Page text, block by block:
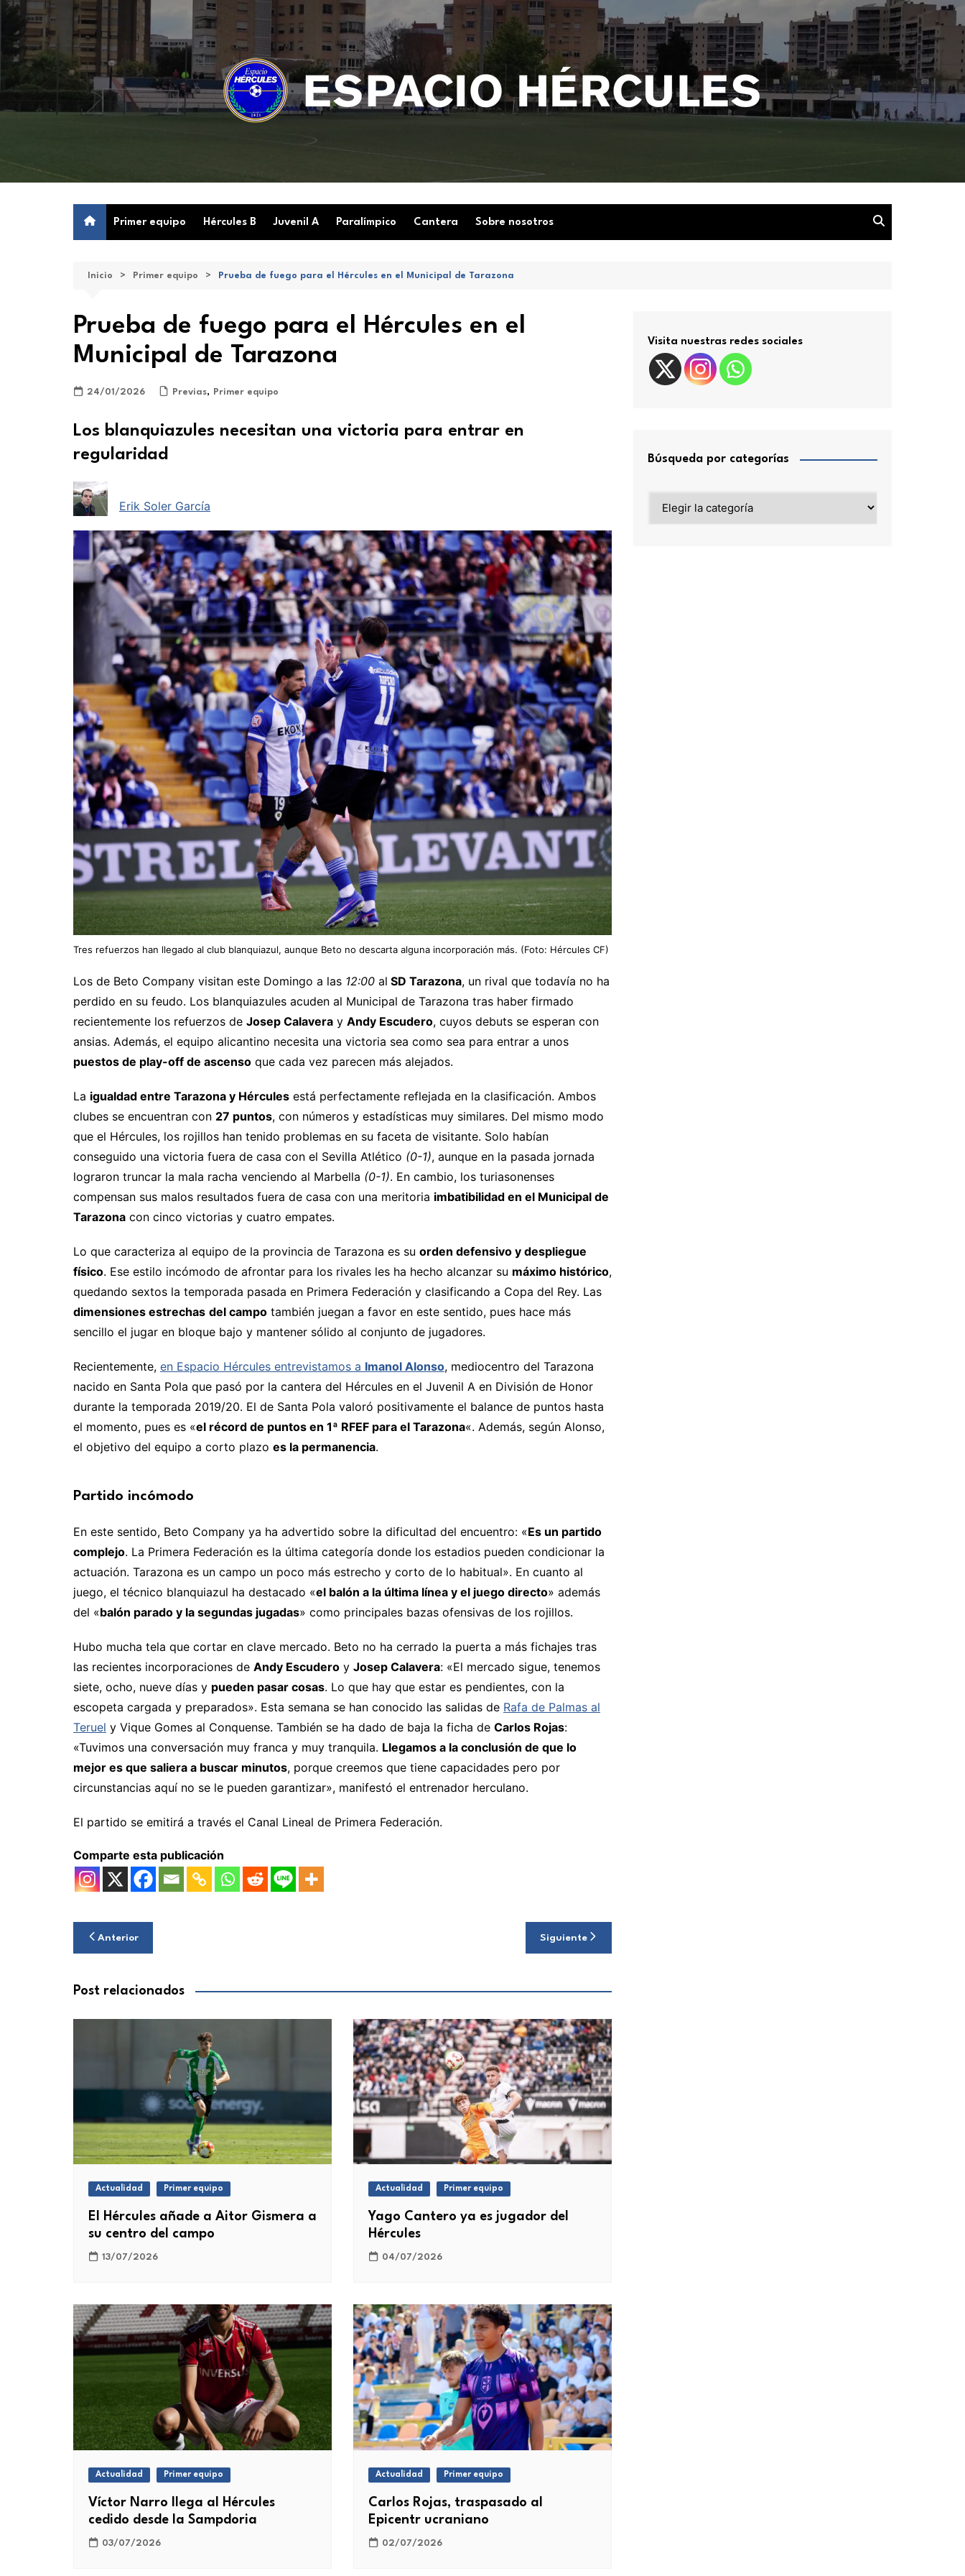
Saltar
contenido
Primer equipo Hércules B Juvenil A Paralímpico Cantera Sobre nosotros
Inicio Primer equipo Prueba de fuego para el Hércules en el Municipal de Tarazona
Prueba de fuego para el Hércules en el
Municipal de Tarazona
24/01/2026 Previas, Primer equipo
Los blanquiazules necesitan una victoria para entrar en
regularidad
Erik Soler García
Tres refuerzos han llegado al club blanquiazul, aunque Beto no descarta alguna incorporación más. (Foto: Hércules CF)
Los de Beto Company visitan este Domingo a las 12:00 al SD Tarazona, un rival que todavía no ha
perdido en su feudo. Los blanquiazules acuden al Municipal de Tarazona tras haber firmado
recientemente los refuerzos de Josep Calavera y Andy Escudero, cuyos debuts se esperan con
ansias. Además, el equipo alicantino necesita una victoria sea como sea para entrar a unos
puestos de play-off de ascenso que cada vez parecen más alejados.
La igualdad entre Tarazona y Hércules está perfectamente reflejada en la clasificación. Ambos
clubes se encuentran con 27 puntos, con números y estadísticas muy similares. Del mismo modo
que el Hércules, los rojillos han tenido problemas en su faceta de visitante. Solo habían
conseguido una victoria fuera de casa con el Sevilla Atlético (0-1), aunque en la pasada jornada
lograron truncar la mala racha venciendo al Marbella (0-1). En cambio, los turiasonenses
compensan sus malos resultados fuera de casa con una meritoria imbatibilidad en el Municipal de
Tarazona con cinco victorias y cuatro empates.
Lo que caracteriza al equipo de la provincia de Tarazona es su orden defensivo y despliegue
físico. Ese estilo incómodo de afrontar para los rivales les ha hecho alcanzar su máximo histórico,
quedando sextos la temporada pasada en Primera Federación y clasificando a Copa del Rey. Las
dimensiones estrechas del campo también juegan a favor en este sentido, pues hace más
sencillo el jugar en bloque bajo y mantener sólido al conjunto de jugadores.
Recientemente, en Espacio Hércules entrevistamos a Imanol Alonso, mediocentro del Tarazona
nacido en Santa Pola que pasó por la cantera del Hércules en el Juvenil A en División de Honor
durante la temporada 2019/20. El de Santa Pola valoró positivamente el balance de puntos hasta
el momento, pues es «el récord de puntos en 1ª RFEF para el Tarazona«. Además, según Alonso,
el objetivo del equipo a corto plazo es la permanencia.
Partido incómodo
En este sentido, Beto Company ya ha advertido sobre la dificultad del encuentro: «Es un partido
complejo. La Primera Federación es la última categoría donde los estadios pueden condicionar la
actuación. Tarazona es un campo un poco más estrecho y corto de lo habitual». En cuanto al
juego, el técnico blanquiazul ha destacado «el balón a la última línea y el juego directo» además
del «balón parado y la segundas jugadas» como principales bazas ofensivas de los rojillos.
Hubo mucha tela que cortar en clave mercado. Beto no ha cerrado la puerta a más fichajes tras
las recientes incorporaciones de Andy Escudero y Josep Calavera: «El mercado sigue, tenemos
siete, ocho, nueve días y pueden pasar cosas. Lo que hay que estar es pendientes, con la
escopeta cargada y preparados». Esta semana se han conocido las salidas de Rafa de Palmas al
Teruel y Vique Gomes al Conquense. También se ha dado de baja la ficha de Carlos Rojas:
«Tuvimos una conversación muy franca y muy tranquila. Llegamos a la conclusión de que lo
mejor es que saliera a buscar minutos, porque creemos que tiene capacidades pero por
circunstancias aquí no se le pueden garantizar», manifestó el entrenador herculano.
El partido se emitirá a través el Canal Lineal de Primera Federación.
Comparte esta publicación
Navegación
entradas
Anterior Siguiente
Post relacionados
Actualidad Primer equipo
El Hércules añade a Aitor Gismera a
su centro del campo
13/07/2026
Actualidad Primer equipo
Yago Cantero ya es jugador del
Hércules
04/07/2026
Actualidad Primer equipo
Víctor Narro llega al Hércules
cedido desde la Sampdoria
03/07/2026
Actualidad Primer equipo
Carlos Rojas, traspasado al
Epicentr ucraniano
02/07/2026
Visita nuestras redes sociales
Búsqueda por categorías